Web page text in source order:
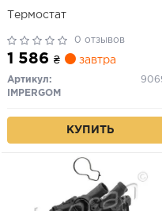
Термостат
0 отзывов
1 586 ₴ завтра
Артикул:
IMPERGOM
КУПИТЬ